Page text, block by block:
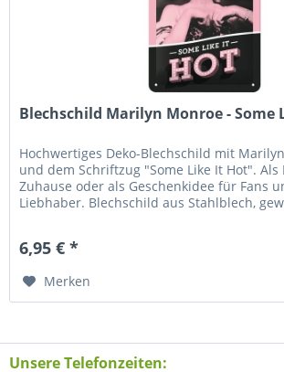
Blechschild Marilyn Monroe - Some
Hochwertiges Deko-Blechschild mit
und dem Schriftzug "Some Like It Hot". Als
Zuhause oder als Geschenkidee für Fans
Liebhaber. Blechschild aus Stahlblech,
6,95 € *
Merken
Unsere Telefonzeiten: